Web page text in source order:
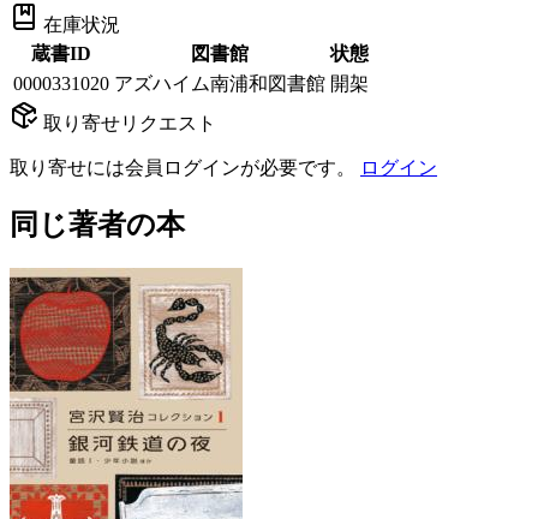
在庫状況
蔵書ID
図書館
状態
0000331020 アズハイム南浦和図書館 開架
取り寄せリクエスト
取り寄せには会員ログインが必要です。 ログイン
同じ著者の本